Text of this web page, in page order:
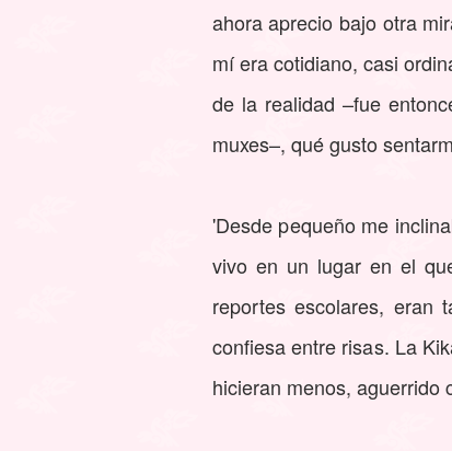
ahora aprecio bajo otra
mí era cotidiano, casi
de la realidad –fue
muxes–, qué gusto
'Desde pequeño me
vivo en un lugar en el
reportes escolares, eran
confiesa entre risas. La
hicieran menos, aguerrido